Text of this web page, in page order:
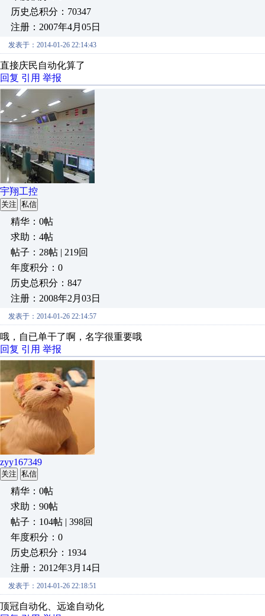
历史总积分：70347
注册：2007年4月05日
发表于：2014-01-26 22:14:43
直接庆民自动化算了
回复 引用 举报
宇翔工控
关注 私信
精华：0帖
求助：4帖
帖子：28帖 | 219回
年度积分：0
历史总积分：847
注册：2008年2月03日
发表于：2014-01-26 22:14:57
哦，自已单干了啊，名字很重要哦
回复 引用 举报
zyy167349
关注 私信
精华：0帖
求助：90帖
帖子：104帖 | 398回
年度积分：0
历史总积分：1934
注册：2012年3月14日
发表于：2014-01-26 22:18:51
顶冠自动化、远途自动化